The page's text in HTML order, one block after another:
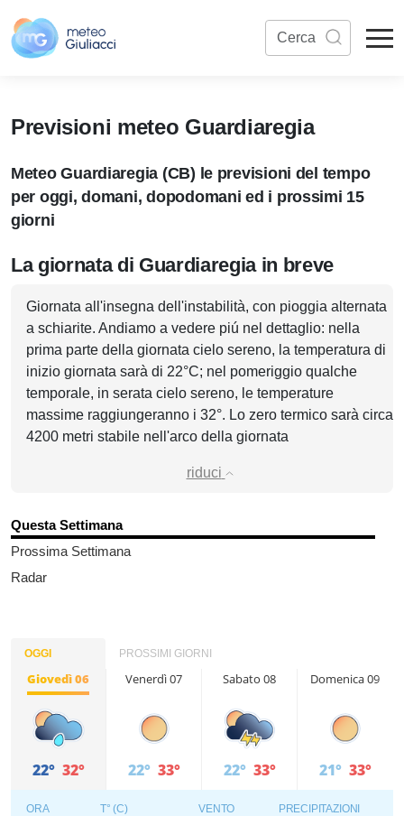
Previsioni meteo Guardiaregia
Meteo Guardiaregia (CB) le previsioni del tempo
per oggi, domani, dopodomani ed i prossimi 15
giorni
La giornata di Guardiaregia in breve
Giornata all'insegna dell'instabilità, con pioggia alternata
a schiarite. Andiamo a vedere piú nel dettaglio: nella
prima parte della giornata cielo sereno, la temperatura di
inizio giornata sarà di 22°C; nel pomeriggio qualche
temporale, in serata cielo sereno, le temperature
massime raggiungeranno i 32°. Lo zero termico sarà circa
4200 metri stabile nell'arco della giornata
riduci
Questa Settimana
Prossima Settimana
Radar
OGGI PROSSIMI GIORNI
Giovedì 06
22° 32°
Venerdì 07
22° 33°
Sabato 08
22° 33°
Domenica 09
21° 33°
ORA T° (C) VENTO PRECIPITAZIONI